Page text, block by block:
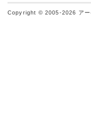
Copyright © 2005-2026 ア